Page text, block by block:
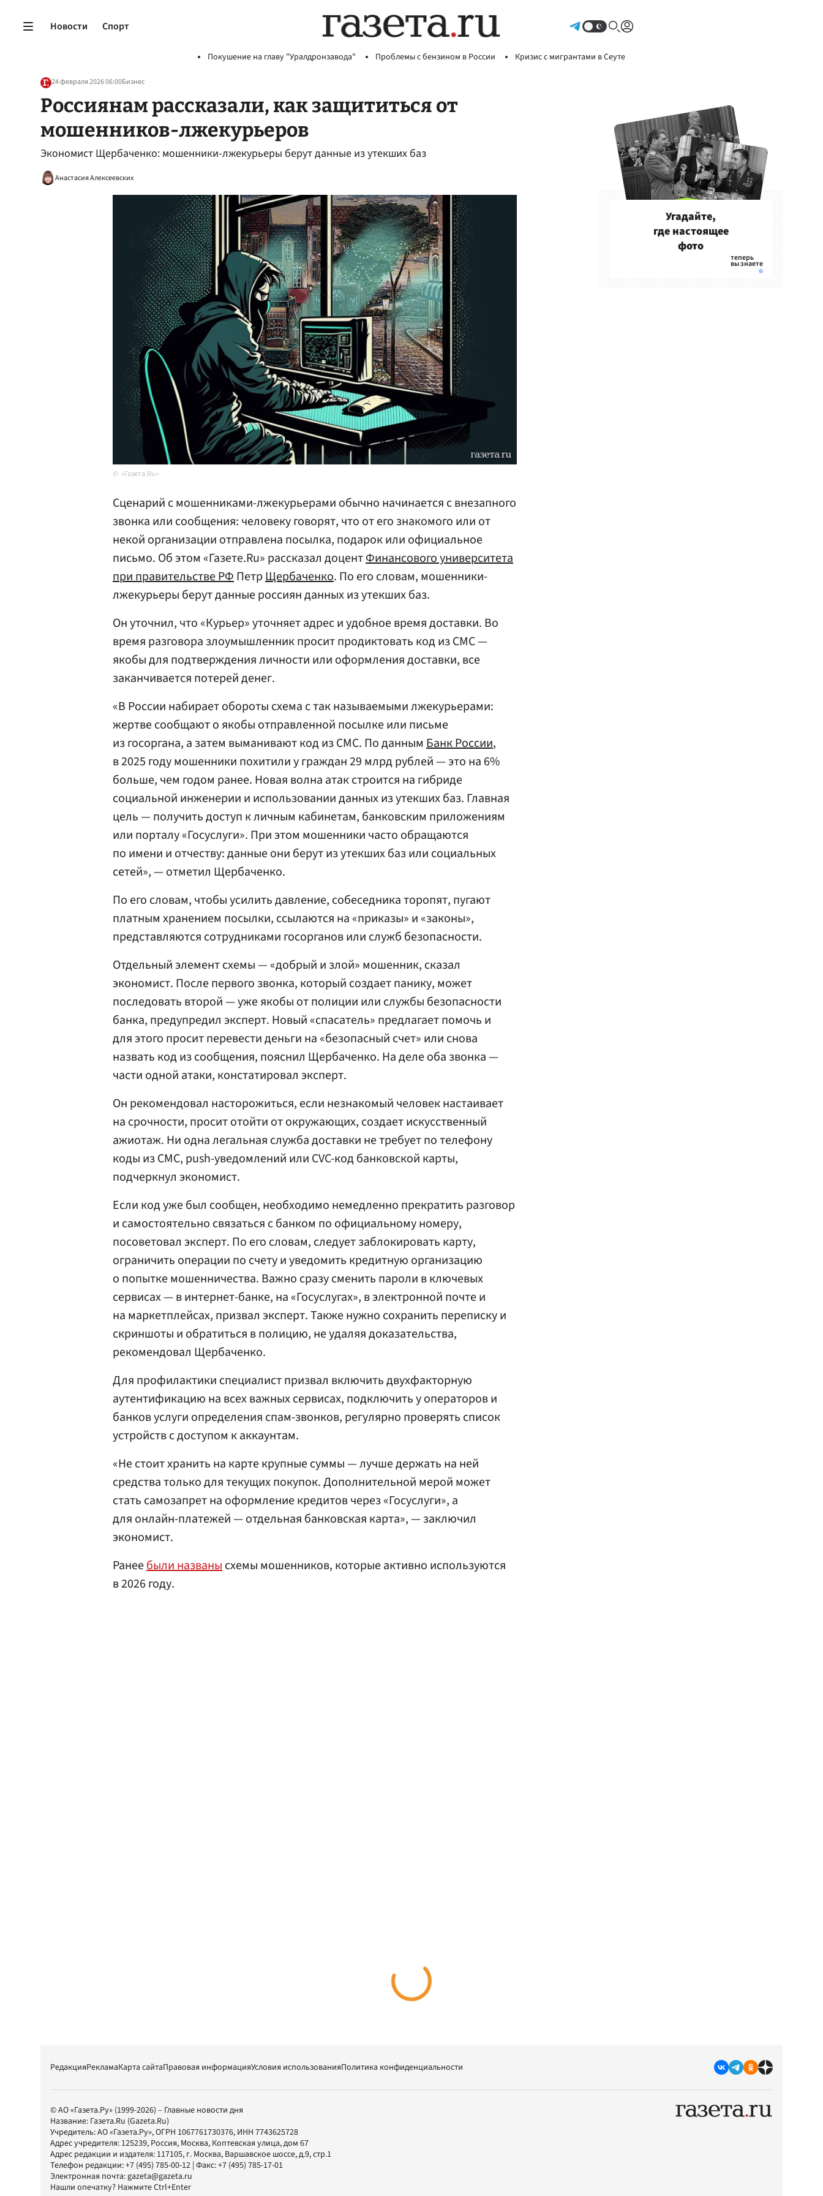
Новости Спорт
Покушение на главу "Уралдронзавода" Проблемы с бензином в России Кризис с мигрантами в Сеуте
24 февраля 2026 06:00Бизнес
Россиянам рассказали, как защититься от
мошенников-лжекурьеров
Экономист Щербаченко: мошенники-лжекурьеры берут данные из утекших баз
Анастасия Алексеевских
«Газета.Ru»
Сценарий с мошенниками-лжекурьерами обычно начинается с внезапного
звонка или сообщения: человеку говорят, что от его знакомого или от
некой организации отправлена посылка, подарок или официальное
письмо. Об этом «Газете.Ru» рассказал доцентФинансового университета
при правительстве РФПетрЩербаченко. По его словам, мошенники-
лжекурьеры берут данные россиян данных из утекших баз.
Он уточнил, что «Курьер» уточняет адрес и удобное время доставки. Во
время разговора злоумышленник просит продиктовать код из СМС —
якобы для подтверждения личности или оформления доставки, все
заканчивается потерей денег.
«В России набирает обороты схема с так называемыми лжекурьерами:
жертве сообщают о якобы отправленной посылке или письме
из госоргана, а затем выманивают код из СМС. По данным Банк России,
в 2025 году мошенники похитили у граждан 29 млрд рублей — это на 6%
больше, чем годом ранее. Новая волна атак строится на гибриде
социальной инженерии и использовании данных из утекших баз. Главная
цель — получить доступ к личным кабинетам, банковским приложениям
или порталу «Госуслуги». При этом мошенники часто обращаются
по имени и отчеству: данные они берут из утекших баз или социальных
сетей», — отметил Щербаченко.
По его словам, чтобы усилить давление, собеседника торопят, пугают
платным хранением посылки, ссылаются на «приказы» и «законы»,
представляются сотрудниками госорганов или служб безопасности.
Отдельный элемент схемы — «добрый и злой» мошенник, сказал
экономист. После первого звонка, который создает панику, может
последовать второй — уже якобы от полиции или службы безопасности
банка, предупредил эксперт. Новый «спасатель» предлагает помочь и
для этого просит перевести деньги на «безопасный счет» или снова
назвать код из сообщения, пояснил Щербаченко. На деле оба звонка —
части одной атаки, констатировал эксперт.
Он рекомендовал насторожиться, если незнакомый человек настаивает
на срочности, просит отойти от окружающих, создает искусственный
ажиотаж. Ни одна легальная служба доставки не требует по телефону
коды из СМС, push-уведомлений или CVC-код банковской карты,
подчеркнул экономист.
Если код уже был сообщен, необходимо немедленно прекратить разговор
и самостоятельно связаться с банком по официальному номеру,
посоветовал эксперт. По его словам, следует заблокировать карту,
ограничить операции по счету и уведомить кредитную организацию
о попытке мошенничества. Важно сразу сменить пароли в ключевых
сервисах — в интернет-банке, на «Госуслугах», в электронной почте и
на маркетплейсах, призвал эксперт. Также нужно сохранить переписку и
скриншоты и обратиться в полицию, не удаляя доказательства,
рекомендовал Щербаченко.
Для профилактики специалист призвал включить двухфакторную
аутентификацию на всех важных сервисах, подключить у операторов и
банков услуги определения спам-звонков, регулярно проверять список
устройств с доступом к аккаунтам.
«Не стоит хранить на карте крупные суммы — лучше держать на ней
средства только для текущих покупок. Дополнительной мерой может
стать самозапрет на оформление кредитов через «Госуслуги», а
для онлайн-платежей — отдельная банковская карта», — заключил
экономист.
Ранеебыли названысхемы мошенников, которые активно используются
в 2026 году.
Угадайте,
где настоящее
фото
РедакцияРекламаКарта сайтаПравовая информацияУсловия использованияПолитика конфиденциальности
© АО «Газета.Ру» (1999-2026) – Главные новости дня
Название: Газета.Ru (Gazeta.Ru)
Учредитель:АО «Газета.Ру», ОГРН 1067761730376, ИНН 7743625728
Адрес учредителя: 125239, Россия, Москва, Коптевская улица, дом 67
Адрес редакции и издателя: 117105, г. Москва, Варшавское шоссе, д.9, стр.1
Телефон редакции:+7 (495) 785-00-12 | Факс:+7 (495) 785-17-01
Электронная почта:gazeta@gazeta.ru
Нашли опечатку? Нажмите Ctrl+Enter